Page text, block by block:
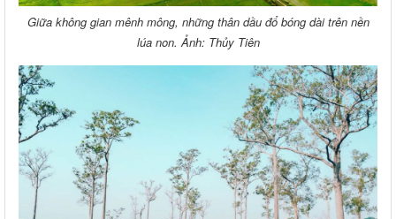
Giữa không gian mênh mông, những thân dầu đổ bóng dài trên nền
lúa non. Ảnh: Thủy Tiên